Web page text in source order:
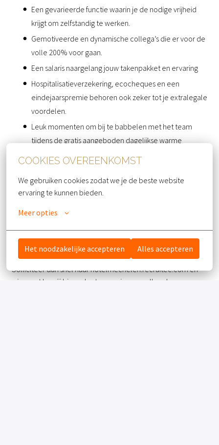
COOKIES OVEREENKOMST
We gebruiken cookies zodat we je de beste website
ervaring te kunnen bieden.
Meer opties
Het noodzakelijke accepteren Alles accepteren
Een gevarieerde functie waarin je de nodige vrijheid
krijgt om zelfstandig te werken.
Gemotiveerde en dynamische collega’s die er voor de
volle 200% voor gaan.
Een salaris naargelang jouw takenpakket en ervaring
Hospitalisatieverzekering, ecocheques en een
eindejaarspremie behoren ook zeker tot je extralegale
voordelen.
Leuk momenten om bij te babbelen met het team
tijdens de gratis aangeboden dagelijkse warme
Personeelskortingen binnen de Van der Valk
Hotelgroep.
Interesse?
Ben jij klaar om jouw steentje bij te dragen aan het creëren
van een fantastische ervaring voor onze gasten?
Solliciteer dan snel naar hotelmechelen.recruitee.com en
wie weet ben jij binnenkort onze nieuwe collega!